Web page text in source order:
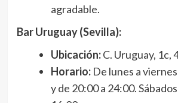
agradable.
Bar Uruguay (Sevilla):
Ubicación:C. Uruguay, 1c,
Horario:De lunes a
y de 20:00 a 24:00.